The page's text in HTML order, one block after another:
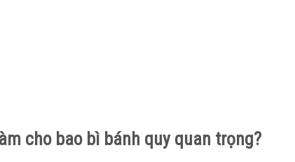
cho bao bì bánh quy quan trọng?